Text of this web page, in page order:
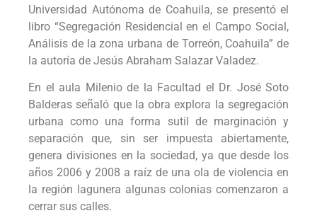
Universidad Autónoma de Coahuila, se presentó el
libro “Segregación Residencial en el Campo Social,
Análisis de la zona urbana de Torreón, Coahuila” de
la autoría de Jesús Abraham Salazar Valadez.
En el aula Milenio de la Facultad el Dr. José Soto
Balderas señaló que la obra explora la segregación
urbana como una forma sutil de marginación y
separación que, sin ser impuesta abiertamente,
genera divisiones en la sociedad, ya que desde los
años 2006 y 2008 a raíz de una ola de violencia en
la región lagunera algunas colonias comenzaron a
cerrar sus calles.